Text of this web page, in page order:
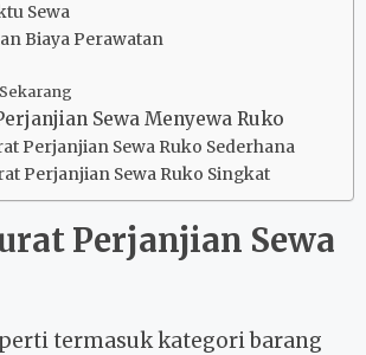
Sewa
Biaya Perawatan
Sewa Menyewa Ruko
Perjanjian Sewa Ruko Sederhana
Perjanjian Sewa Ruko Singkat
Perjanjian Sewa
termasuk kategori barang